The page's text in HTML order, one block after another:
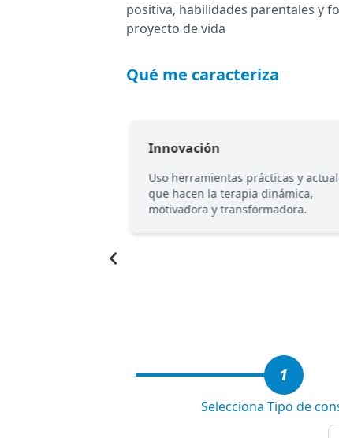
positiva, habilidades parentales y
proyecto de vida
Qué me caracteriza
Innovación
Uso herramientas prácticas y
que hacen la terapia dinámica,
motivadora y transformadora.
1
Selecciona Tipo de